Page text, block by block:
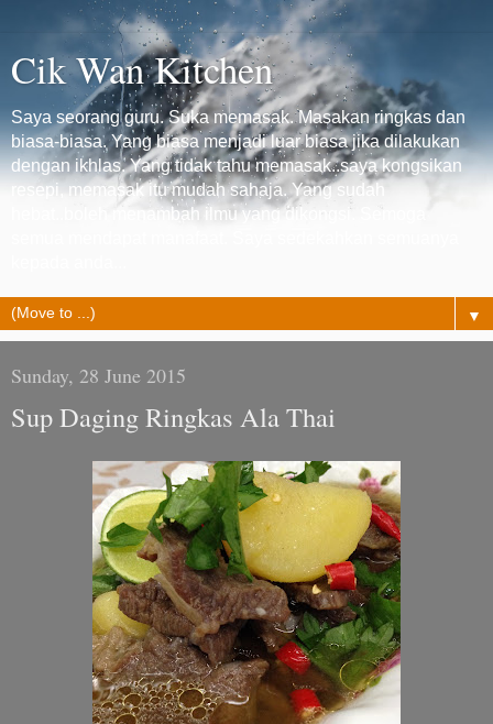
Cik Wan Kitchen
Saya seorang guru. Suka memasak. Masakan ringkas dan
biasa-biasa. Yang biasa menjadi luar biasa jika dilakukan
dengan ikhlas. Yang tidak tahu memasak..saya kongsikan
resepi, memasak itu mudah sahaja. Yang sudah
hebat..boleh menambah ilmu yang dikongsi. Semoga
▼
Sunday, 28 June 2015
Sup Daging Ringkas Ala Thai